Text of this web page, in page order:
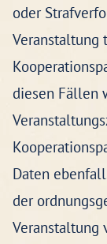
oder
Veranstaltung
diesen Fällen
Daten
der
Veranstaltung